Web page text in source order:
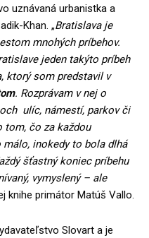
uznávaná urbanistka a
Khan. „Bratislava je
mnohých príbehov.
jeden takýto príbeh
ktorý som predstavil v
. Rozprávam v nej o
ulíc, námestí, parkov či
tom, čo za každou
inokedy to bola dlhá
šťastný koniec príbehu
vymyslený – ale
knihe primátor Matúš Vallo.
Slovart a je